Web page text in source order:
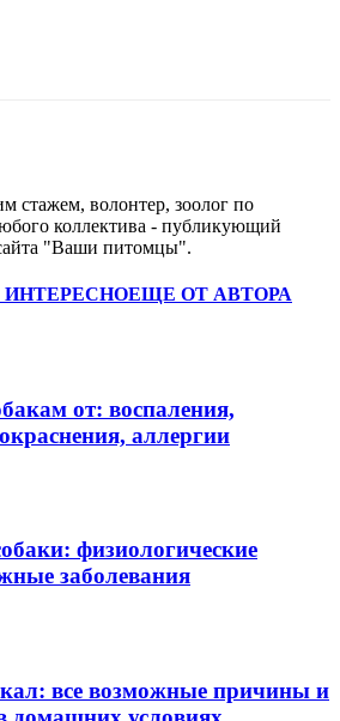
стажем, волонтер, зоолог по
коллектива - публикующий
"Ваши питомцы".
ЕЩЕ ОТ АВТОРА
от: воспаления,
аллергии
физиологические
заболевания
все возможные причины и